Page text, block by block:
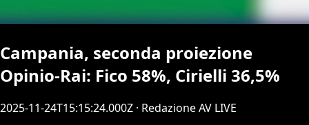
Campania, seconda proiezione
Opinio-Rai: Fico 58%, Cirielli 36,5%
2025-11-24T15:15:24.000Z · Redazione AV LIVE